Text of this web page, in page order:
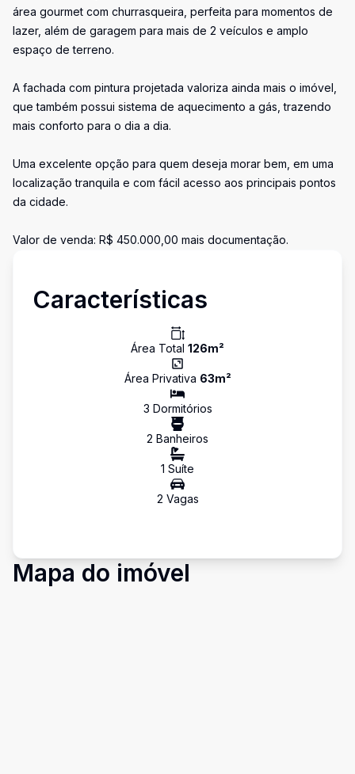
área gourmet com churrasqueira, perfeita para momentos de
lazer, além de garagem para mais de 2 veículos e amplo
espaço de terreno.
A fachada com pintura projetada valoriza ainda mais o imóvel,
que também possui sistema de aquecimento a gás, trazendo
mais conforto para o dia a dia.
Uma excelente opção para quem deseja morar bem, em uma
localização tranquila e com fácil acesso aos principais pontos
da cidade.
Valor de venda: R$ 450.000,00 mais documentação.
Características
Área Total 126m²
Área Privativa 63m²
3 Dormitórios
2 Banheiros
1 Suíte
2 Vagas
Mapa do imóvel